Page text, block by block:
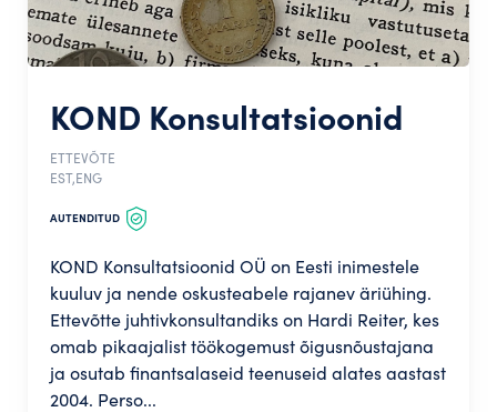
KOND Konsultatsioonid
ETTEVÕTE
EST,ENG
AUTENDITUD
KOND Konsultatsioonid OÜ on Eesti inimestele
kuuluv ja nende oskusteabele rajanev äriühing.
Ettevõtte juhtivkonsultandiks on Hardi Reiter, kes
omab pikaajalist töökogemust õigusnõustajana
ja osutab finantsalaseid teenuseid alates aastast
2004. Perso...